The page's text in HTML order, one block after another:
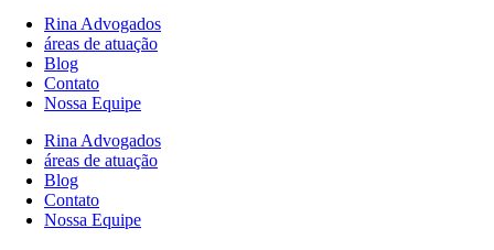
Rina Advogados
áreas de atuação
Blog
Contato
Nossa Equipe
Rina Advogados
áreas de atuação
Blog
Contato
Nossa Equipe